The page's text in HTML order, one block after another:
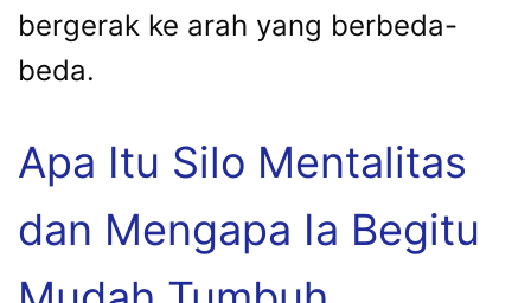
bergerak ke arah yang berbeda-
beda.
Apa Itu Silo Mentalitas
dan Mengapa Ia Begitu